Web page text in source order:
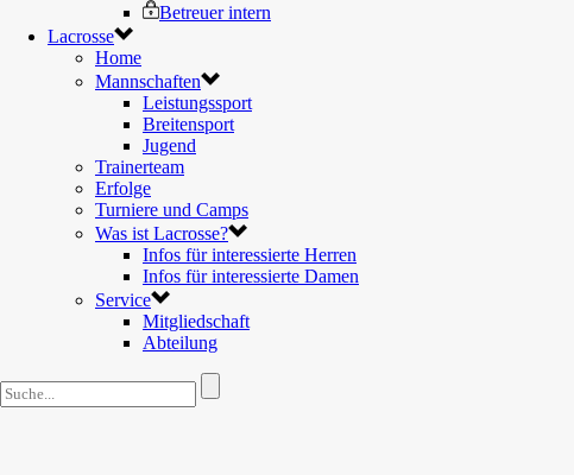
Betreuer intern
Lacrosse
Home
Mannschaften
Leistungssport
Breitensport
Jugend
Trainerteam
Erfolge
Turniere und Camps
Was ist Lacrosse?
Infos für interessierte Herren
Infos für interessierte Damen
Service
Mitgliedschaft
Abteilung